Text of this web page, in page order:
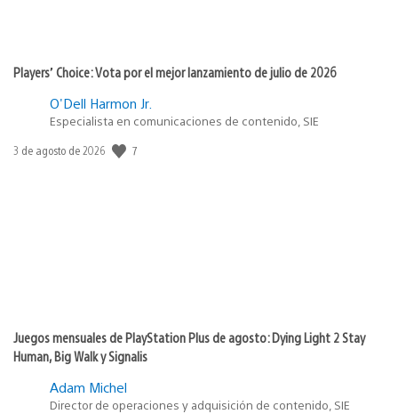
Players’ Choice: Vota por el mejor lanzamiento de julio de 2026
O'Dell Harmon Jr.
Especialista en comunicaciones de contenido, SIE
Fecha
3 de agosto de 2026 7
Juegos mensuales de PlayStation Plus de agosto: Dying Light 2 Stay
Human, Big Walk y Signalis
Adam Michel
Director de operaciones y adquisición de contenido, SIE